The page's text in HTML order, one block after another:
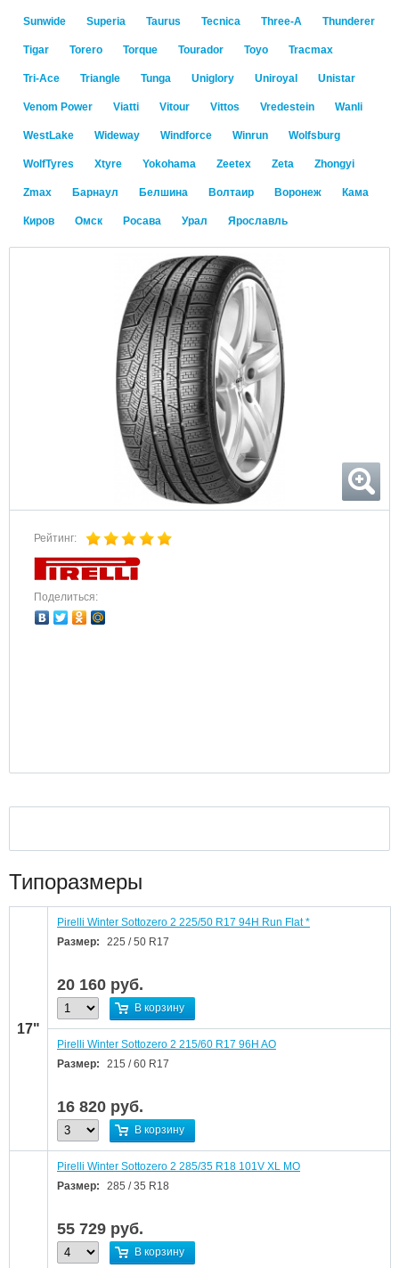
Sunwide Superia Taurus Tecnica Three-A Thunderer
Tigar Torero Torque Tourador Toyo Tracmax
Tri-Ace Triangle Tunga Uniglory Uniroyal Unistar
Venom Power Viatti Vitour Vittos Vredestein Wanli
WestLake Wideway Windforce Winrun Wolfsburg
WolfTyres Xtyre Yokohama Zeetex Zeta Zhongyi
Zmax Барнаул Белшина Волтаир Воронеж Кама
Киров Омск Росава Урал Ярославль
Рейтинг:
Поделиться:
Типоразмеры
17"
Pirelli Winter Sottozero 2 225/50 R17 94H Run Flat *
Размер:
225 / 50 R17
20 160 руб.
В корзину
Pirelli Winter Sottozero 2 215/60 R17 96H AO
Размер:
215 / 60 R17
16 820 руб.
В корзину
Pirelli Winter Sottozero 2 285/35 R18 101V XL MO
Размер:
285 / 35 R18
55 729 руб.
В корзину